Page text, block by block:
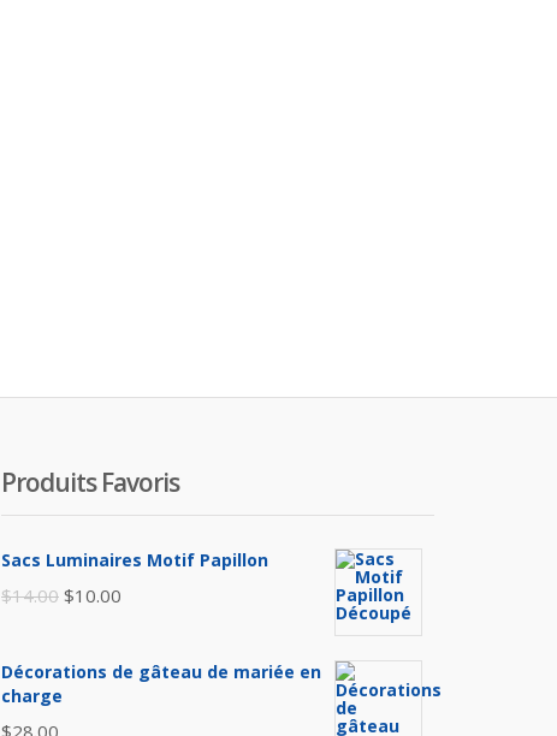
Produits Favoris
Sacs Luminaires Motif Papillon
$14.00 Le
initial
$10.00
actuel
Décorations de gâteau de mariée en
charge
$28.00